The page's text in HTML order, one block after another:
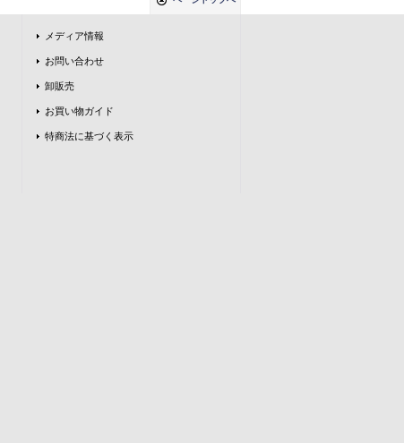
メディア情報
お問い合わせ
卸販売
お買い物ガイド
特商法に基づく表示